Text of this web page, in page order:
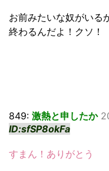
お前みたいな奴がいる
終わるんだよ！クソ！
849: 激熱と申したか
ID:sfSP8okFa
すまん！ありがとう